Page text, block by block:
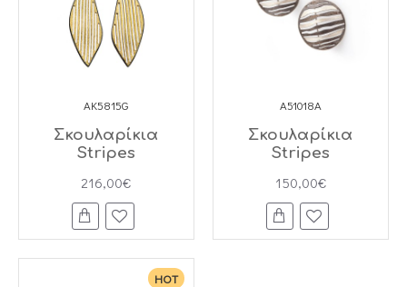
AK5815G
Σκουλαρίκια
Stripes
216,00€
A51018A
Σκουλαρίκια
Stripes
150,00€
HOT